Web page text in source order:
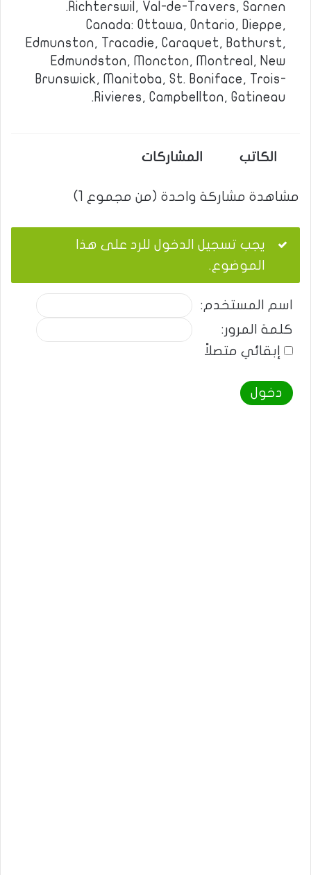
Richterswil, Val-de-Travers, Sarnen.
Canada: Ottawa, Ontario, Dieppe,
Edmunston, Tracadie, Caraquet, Bathurst,
Edmundston, Moncton, Montreal, New
Brunswick, Manitoba, St. Boniface, Trois-
Rivieres, Campbellton, Gatineau.
الكاتب المشاركات
مشاهدة مشاركة واحدة (من مجموع 1)
يجب تسجيل الدخول للرد على هذا
الموضوع.
اسم المستخدم:
كلمة المرور:
إبقائي متصلاً
دخول